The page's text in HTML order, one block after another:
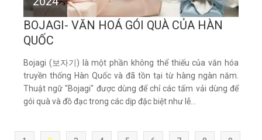
BOJAGI- VĂN HOÁ GÓI QUÀ CỦA HÀN
QUỐC
Bojagi (보자기) là một phần không thể thiếu của văn hóa
truyền thống Hàn Quốc và đã tồn tại từ hàng ngàn năm.
Thuật ngữ "Bojagi" được dùng để chỉ các tấm vải dùng để
gói quà và đồ đạc trong các dịp đặc biệt như lễ...